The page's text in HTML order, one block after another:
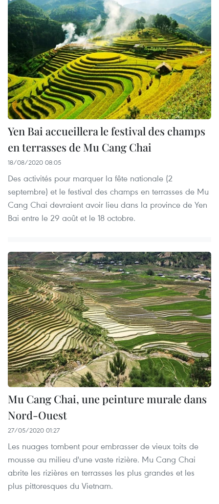
Yen Bai accueillera le festival des champs
en terrasses de Mu Cang Chai
18/08/2020 08:05
Des activités pour marquer la fête nationale (2
septembre) et le festival des champs en terrasses de Mu
Cang Chai devraient avoir lieu dans la province de Yen
Bai entre le 29 août et le 18 octobre.
Mu Cang Chai, une peinture murale dans
Nord-Ouest
27/05/2020 01:27
Les nuages tombent pour embrasser de vieux toits de
mousse au milieu d'une vaste rizière. Mu Cang Chai
abrite les rizières en terrasses les plus grandes et les
plus pittoresques du Vietnam.